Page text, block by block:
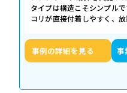
タイプは構造こそシンプル
コリが直接付着しやすく、
事例の詳細を見る 事